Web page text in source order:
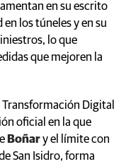
en su escrito
los túneles y en su
lo que
que mejoren la
Digital
oficial en la que
Boñary el límite con
San Isidro, forma